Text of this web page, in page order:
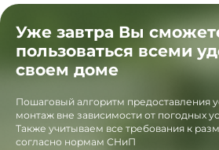
Уже завтра Вы
пользоваться всеми
своем доме
Пошаговый алгоритм предоставления
монтаж вне зависимости от погодных
Также учитываем все требования к
согласно нормам СНиП